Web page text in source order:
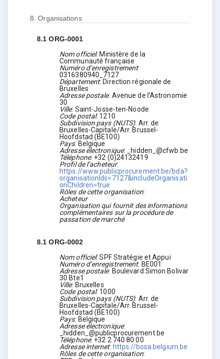
8.Organisations
8.1ORG-0001
Nom officiel:Ministère de la
Communauté française
Numéro d’enregistrement:
0316380940_7127
Département:Direction régionale de
Bruxelles
Adresse postale: Avenue de l'Astronomie
30
Ville: Saint-Josse-ten-Noode
Code postal: 1210
Subdivision pays (NUTS): Arr. de
Bruxelles-Capitale/Arr. Brussel-
Hoofdstad (BE100)
Pays: Belgique
Adresse électronique:
_hidden_@cfwb.be
Téléphone: +32 (0)24132419
Profil de l’acheteur:
https://www.publicprocurement.be/bda?
organisationIds=7127&includeOrganisati
onChildren=true
Rôles de cette organisation:
Acheteur
Organisation qui fournit des informations
complémentaires sur la procédure de
passation de marché
8.1ORG-0002
Nom officiel:SPF Stratégie et Appui
Numéro d’enregistrement: BE001
Adresse postale: Boulevard Simon Bolivar
30 Bte1
Ville: Bruxelles
Code postal: 1000
Subdivision pays (NUTS): Arr. de
Bruxelles-Capitale/Arr. Brussel-
Hoofdstad (BE100)
Pays: Belgique
Adresse électronique:
_hidden_@publicprocurement.be
Téléphone:+32 2 740 80 00
Adresse internet: https://bosa.belgium.be
Rôles de cette organisation: